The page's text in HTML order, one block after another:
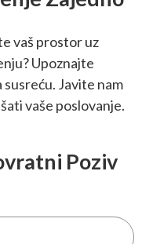
vaš prostor uz
Upoznajte
Javite nam
vaše poslovanje.
Poziv